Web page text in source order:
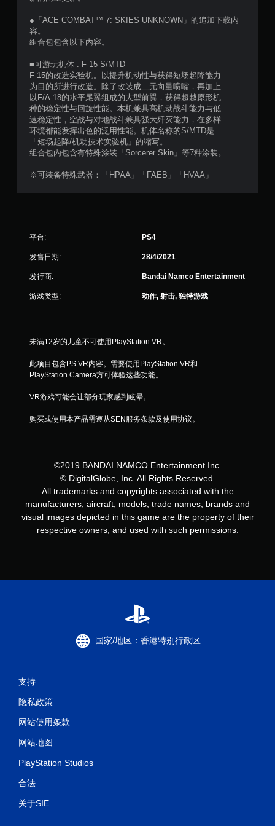
个
●「ACE COMBAT™ 7: SKIES UNKNOWN」的追加下载内
容。
组合包包含以下内容。
■可游玩机体 : F-15 S/MTD
F-15的改造实验机。以提升机动性与获得短场起降能力
为目的所进行改造。除了改装成二元向量喷嘴，再加上
以F/A-18的水平尾翼组成的大型前翼，获得超越原形机
种的稳定性与回旋性能。本机兼具高机动战斗能力与低
速稳定性，空战与对地战斗兼具强大歼灭能力，在多样
环境都能发挥出色的泛用性能。机体名称的S/MTD是
「短场起降/机动技术实验机」的缩写。
组合包内包含有特殊涂装「Sorcerer Skin」等7种涂装。
※可装备特殊武器：「HPAA」「FAEB」「HVAA」
平台: PS4
发售日期: 28/4/2021
发行商: Bandai Namco Entertainment
游戏类型: 动作, 射击, 独特游戏
未满12岁的儿童不可使用PlayStation VR。
此项目包含PS VR内容。需要使用PlayStation VR和
PlayStation Camera方可体验这些功能。
VR游戏可能会让部分玩家感到眩晕。
购买或使用本产品需遵从SEN服务条款及使用协议。
©2019 BANDAI NAMCO Entertainment Inc.
© DigitalGlobe, Inc. All Rights Reserved.
All trademarks and copyrights associated with the
manufacturers, aircraft, models, trade names, brands and
visual images depicted in this game are the property of their
respective owners, and used with such permissions.
国家/地区：香港特别行政区
支持
隐私政策
网站使用条款
网站地图
PlayStation Studios
合法
关于SIE